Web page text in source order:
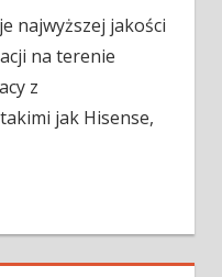
najwyższej jakości
na terenie
z
jak Hisense,